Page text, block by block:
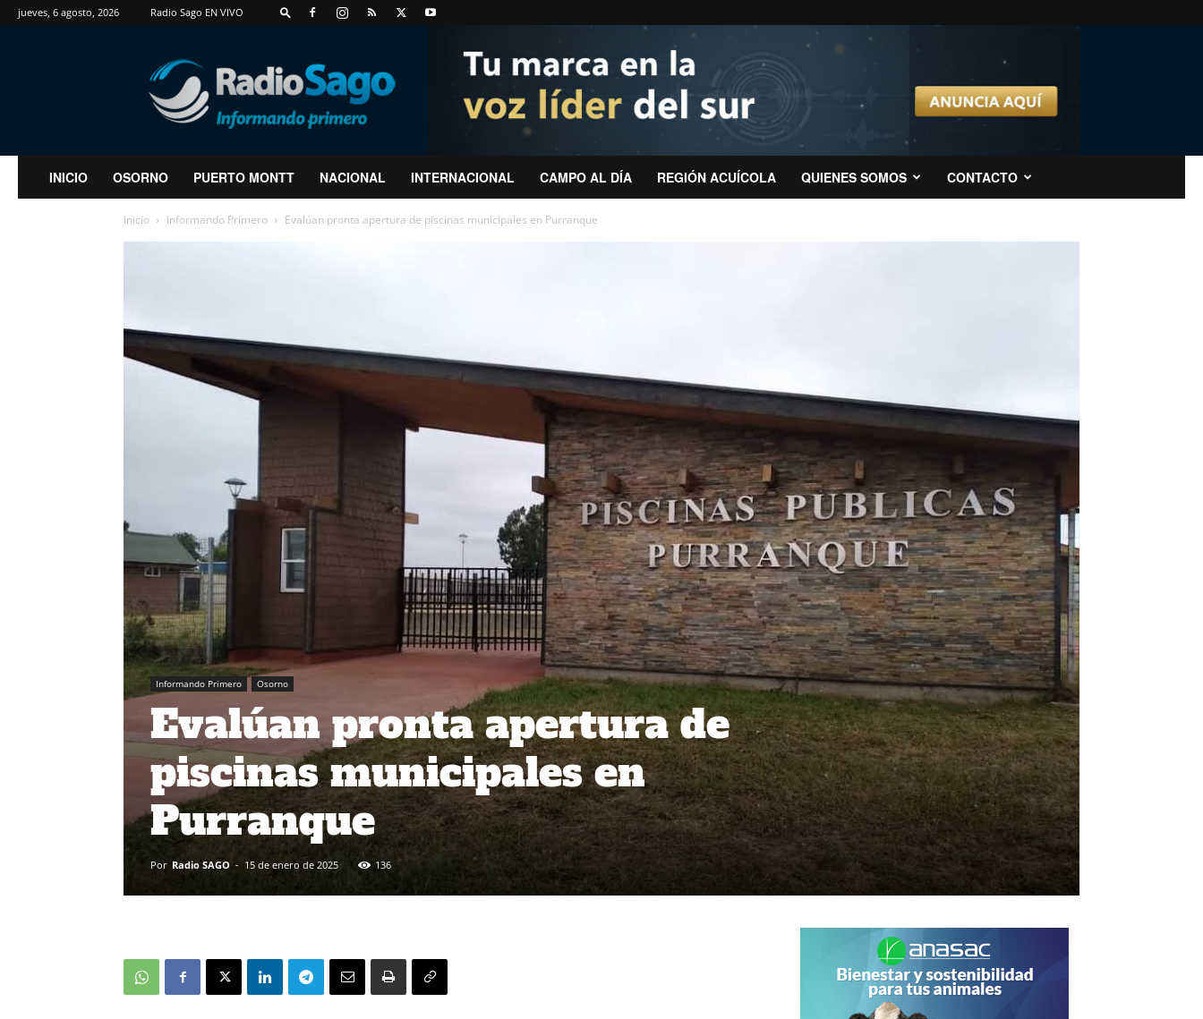
jueves, 6 agosto, 2026 Radio Sago EN VIVO
RadioSago
INICIO OSORNO PUERTO MONTT NACIONAL INTERNACIONAL CAMPO AL DÍA REGIÓN ACUÍCOLA QUIENES SOMOS CONTACTO
Inicio Informando Primero Evalúan pronta apertura de piscinas municipales en Purranque
Informando Primero Osorno
Evalúan pronta apertura de
piscinas municipales en
Purranque
Por Radio SAGO - 15 de enero de 2025 136